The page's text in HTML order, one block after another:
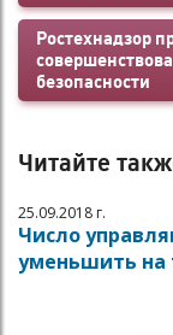
Ростехнадзор
безопасности
Читайте
25.09.2018 г.
Число
уменьшить на